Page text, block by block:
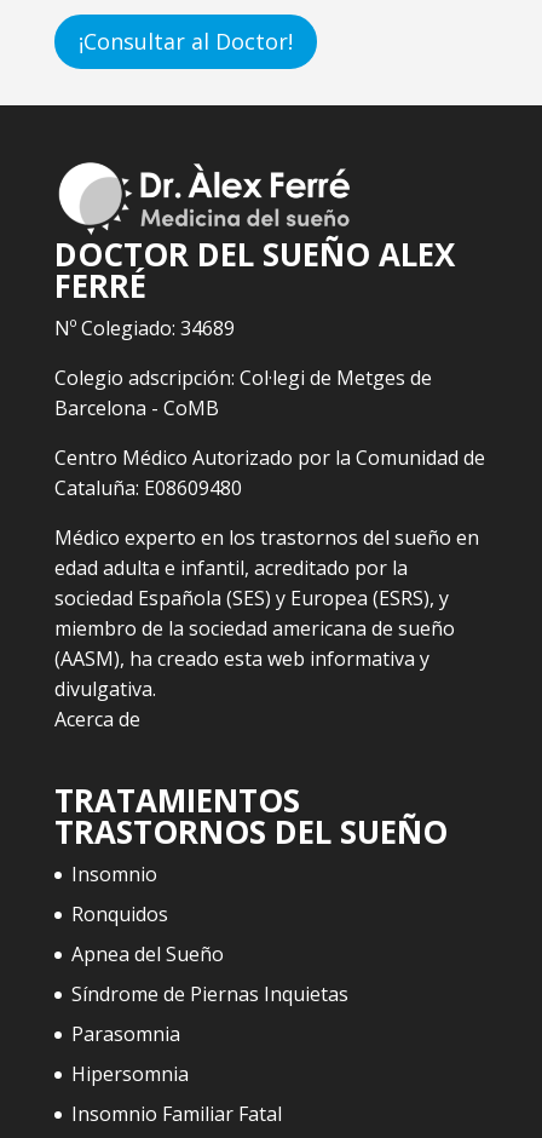
¡Consultar al Doctor!
DOCTOR DEL SUEÑO ALEX
FERRÉ
Nº Colegiado: 34689
Colegio adscripción: Col·legi de Metges de
Barcelona - CoMB
Centro Médico Autorizado por la Comunidad de
Cataluña: E08609480
Médico experto en los trastornos del sueño en
edad adulta e infantil, acreditado por la
sociedad Española (SES) y Europea (ESRS), y
miembro de la sociedad americana de sueño
(AASM), ha creado esta web informativa y
divulgativa.
Acerca de
TRATAMIENTOS
TRASTORNOS DEL SUEÑO
Insomnio
Ronquidos
Apnea del Sueño
Síndrome de Piernas Inquietas
Parasomnia
Hipersomnia
Insomnio Familiar Fatal